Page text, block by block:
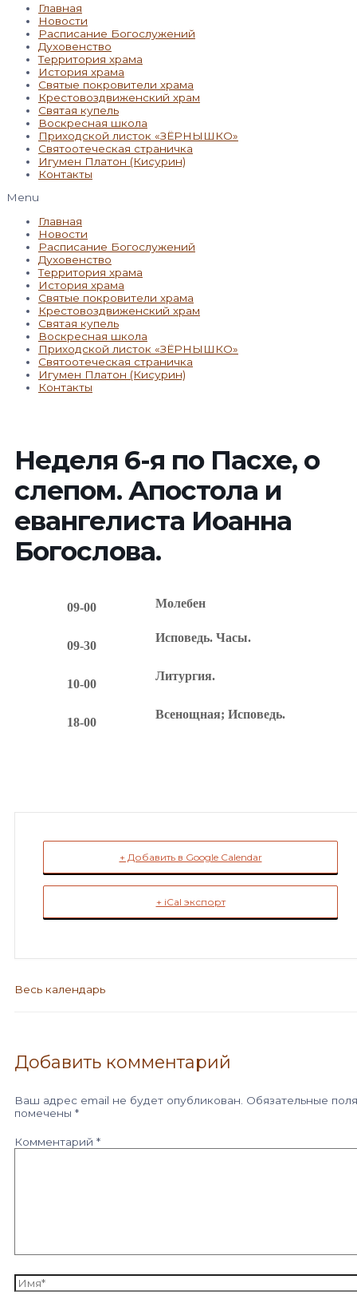
Главная
Новости
Расписание Богослужений
Духовенство
Территория храма
История храма
Святые покровители храма
Крестовоздвиженский храм
Святая купель
Воскресная школа
Приходской листок «ЗЁРНЫШКО»
Святоотеческая страничка
Игумен Платон (Кисурин)
Контакты
Menu
Главная
Новости
Расписание Богослужений
Духовенство
Территория храма
История храма
Святые покровители храма
Крестовоздвиженский храм
Святая купель
Воскресная школа
Приходской листок «ЗЁРНЫШКО»
Святоотеческая страничка
Игумен Платон (Кисурин)
Контакты
Неделя 6-я по Пасхе, о
слепом. Апостола и
евангелиста Иоанна
Богослова.
09-00
09-30
10-00
18-00
Молебен
Исповедь. Часы.
Литургия.
Всенощная; Исповедь.
+ Добавить в Google Calendar
+ iCal экспорт
Весь календарь
Добавить комментарий
Ваш адрес email не будет опубликован. Обязательные поля
помечены *
Комментарий *
Имя*